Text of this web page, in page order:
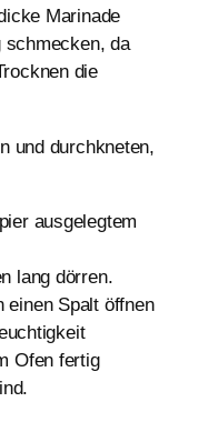
Marinade
da
die
und durchkneten,
ausgelegtem
lang dörren.
einen Spalt öffnen
Ofen fertig